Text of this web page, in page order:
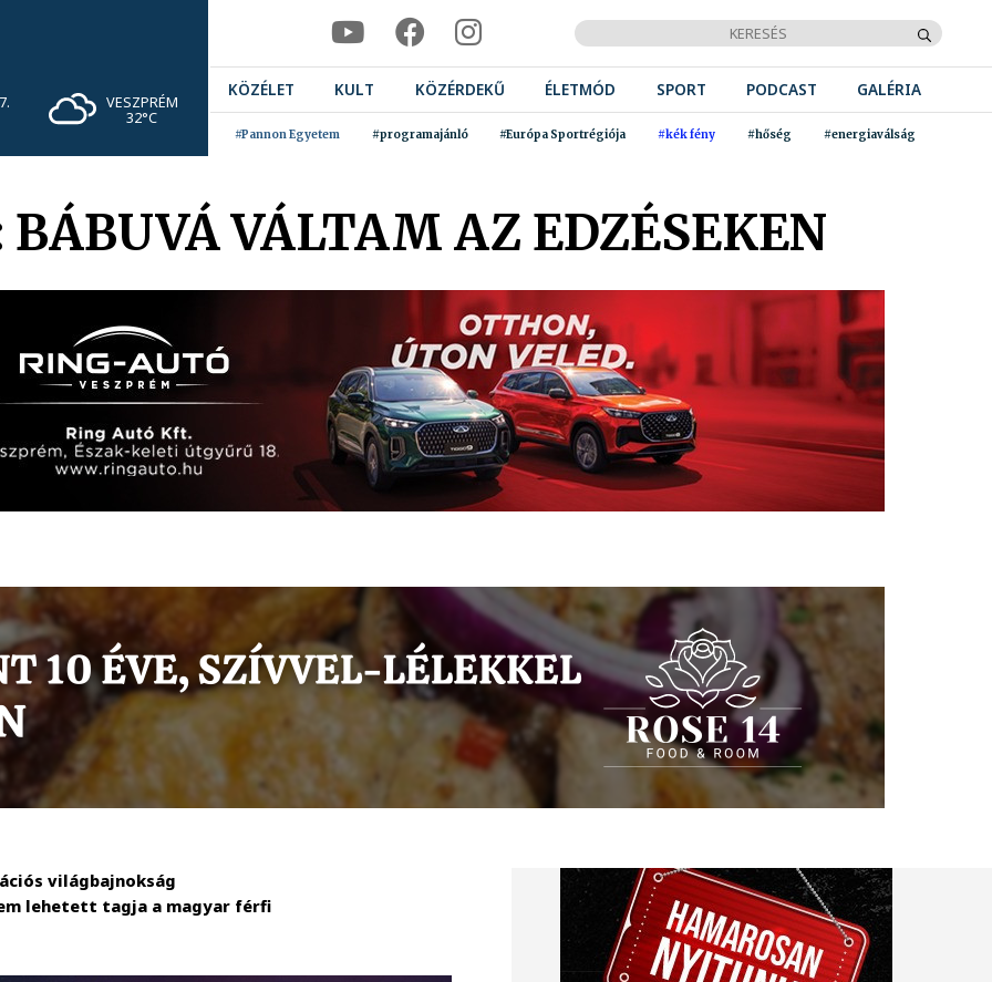
VESZPRÉM
32°C
KÖZÉLET KULT KÖZÉRDEKŰ ÉLETMÓD SPORT PODCAST GALÉRIA
#Pannon Egyetem #programajánló #Európa Sportrégiója #kék fény #hőség #energiaválság
VÁLTAM AZ EDZÉSEKEN
világbajnokság
lehetett tagja a magyar férfi